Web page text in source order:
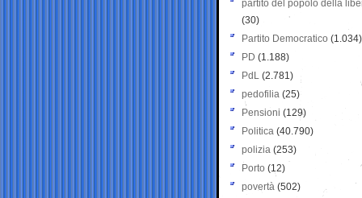
partito del popolo della
(30)
Partito Democratico (1.034)
PD (1.188)
PdL (2.781)
pedofilia (25)
Pensioni (129)
Politica (40.790)
polizia (253)
Porto (12)
povertà (502)